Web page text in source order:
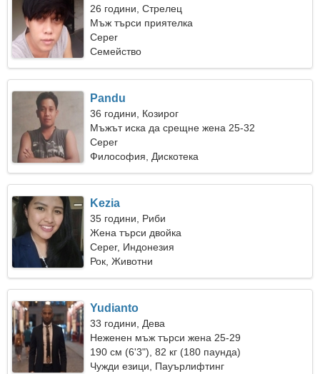
26 години, Стрелец
Мъж търси приятелка
Ceper
Семейство
Pandu
36 години, Козирог
Мъжът иска да срещне жена 25-32
Ceper
Философия, Дискотека
Kezia
35 години, Риби
Жена търси двойка
Ceper, Индонезия
Рок, Животни
Yudianto
33 години, Дева
Неженен мъж търси жена 25-29
190 см (6'3"), 82 кг (180 паунда)
Чужди езици, Пауърлифтинг